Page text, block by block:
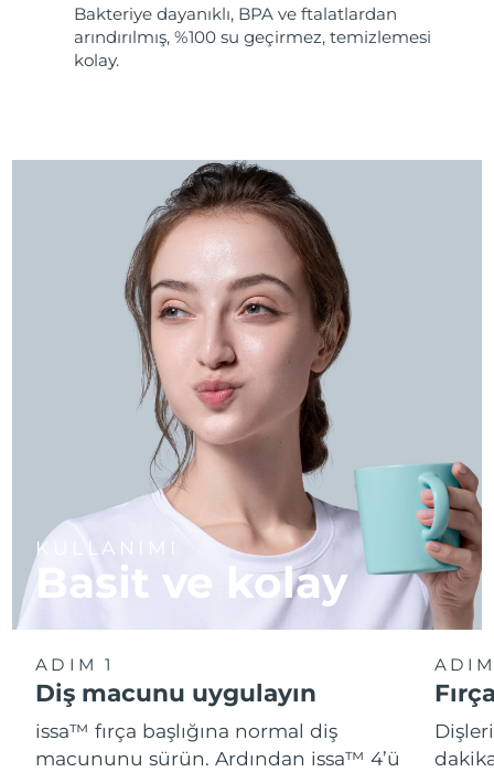
Bakteriye dayanıklı, BPA ve ftalatlardan
arındırılmış, %100 su geçirmez, temizlemesi
kolay.
KULLANIMI
Basit ve kolay
ADIM 1
Diş macunu uygulayın
issa™ fırça başlığına normal diş
macununu sürün. Ardından issa™ 4’ü